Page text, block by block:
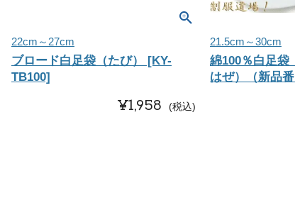
22cm～27cm
ブロード白足袋（たび） [KY-
TB100]
¥1,958 税込
21.5cm～30cm
綿100％白足袋
はぜ）（新品番